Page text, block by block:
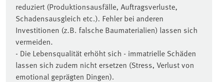
reduziert (Produktionsausfälle, Auftragsverluste,
Schadensausgleich etc.). Fehler bei anderen
Investitionen (z.B. falsche Baumaterialien) lassen sich
vermeiden.
- Die Lebensqualität erhöht sich - immatrielle Schäden
lassen sich zudem nicht ersetzen (Stress, Verlust von
emotional geprägten Dingen).